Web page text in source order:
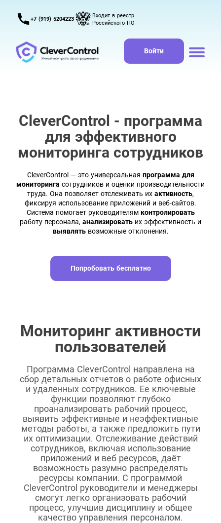
+7 (919) 5204223
Входит в реестр
Российского ПО
Войти
CleverControl - программа
для эффективного
мониторинга сотрудников
CleverControl — это универсальная программа для
мониторинга сотрудников и оценки производительности
труда. Она позволяет отслеживать их активность,
фиксируя использование приложений и веб-сайтов.
Система помогает руководителям контролировать
работу персонала, анализировать их эффективность и
выявлятьвозможные отклонения.
Попробовать бесплатно
Мониторинг активности
пользователей
Программа CleverControl направлена на
сбор детальных отчетов о работе офисных
и удаленных сотрудников. Ее ключевые
функции позволяют глубоко
проанализировать рабочий процесс,
выявить эффективные и неэффективные
методы работы, а также предложить пути
их оптимизации. Отслеживание действий
сотрудников, включая использование
приложений и веб ресурсов, даёт
возможность разумно распределять
ресурсы компании. С программой
CleverControl руководители и менеджеры
смогут легко организовать рабочий
процесс, улучшив дисциплину и общее
качество управления персоналом.